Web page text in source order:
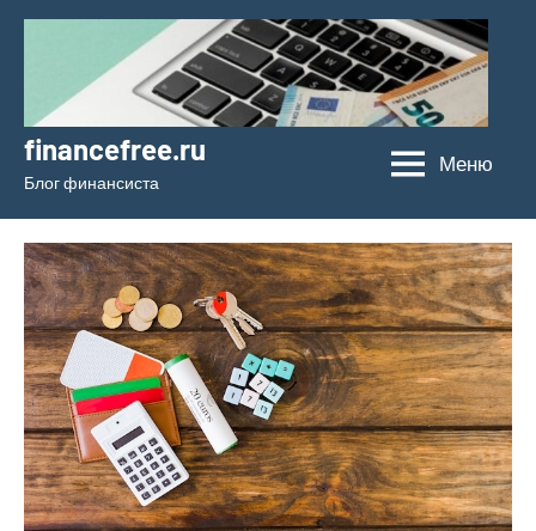
Перейти
содержимому
financefree.ru
Блог финансиста
Меню